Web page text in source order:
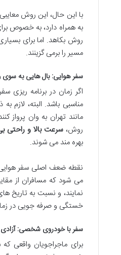
با این حال، این روش
به همراه دارد، به خصوص
روش بکاهد. اما برای
مسیر را برمی گزینند.
سفر هوایی: بال هایی به سوی
اگر زمان در برنامه
مناسبی باشد. البته، لازم
مانند تهران به وان پرواز
روش،سرعت بالا و راحتی
بهره مند می شوند.
نقطه ضعف اصلی سفر
می شود که مسافران از
نمایند، و نسبت به تاریخ
خستگی و صرفه جویی در
سفر با خودروی شخصی: آزادی
برای ماجراجویان واقعی